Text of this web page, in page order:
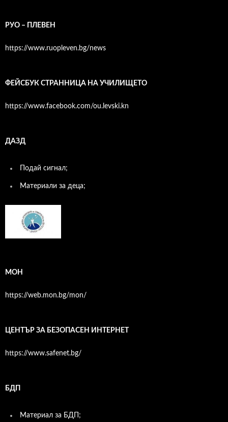
РУО – ПЛЕВЕН
https://www.ruopleven.bg/news
ФЕЙСБУК СТРАННИЦА НА УЧИЛИЩЕТО
https://www.facebook.com/ou.levski.kn
ДАЗД
Подай сигнал;
Материали за деца;
МОН
https://web.mon.bg/mon/
ЦЕНТЪР ЗА БЕЗОПАСЕН ИНТЕРНЕТ
https://www.safenet.bg/
БДП
Материал за БДП;